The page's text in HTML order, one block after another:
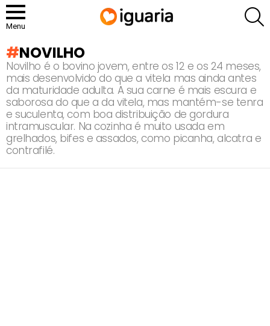
Menu
NOVILHO
Novilho é o bovino jovem, entre os 12 e os 24 meses,
mais desenvolvido do que a vitela mas ainda antes
da maturidade adulta. A sua carne é mais escura e
saborosa do que a da vitela, mas mantém-se tenra
e suculenta, com boa distribuição de gordura
intramuscular. Na cozinha é muito usada em
grelhados, bifes e assados, como picanha, alcatra e
contrafilé.